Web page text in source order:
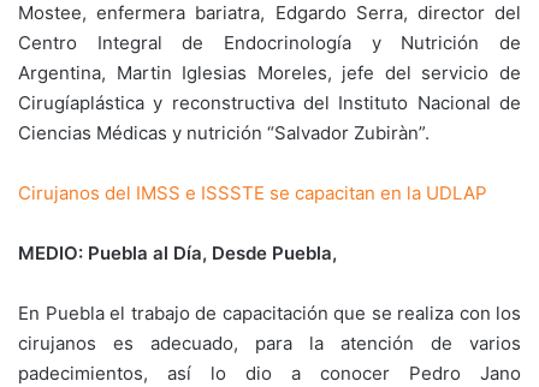
Mostee, enfermera bariatra, Edgardo Serra, director del
Centro Integral de Endocrinología y Nutrición de
Argentina, Martin Iglesias Moreles, jefe del servicio de
Cirugíaplástica y reconstructiva del Instituto Nacional de
Ciencias Médicas y nutrición “Salvador Zubiràn”.
Cirujanos del IMSS e ISSSTE se capacitan en la UDLAP
MEDIO: Puebla al Día, Desde Puebla,
En Puebla el trabajo de capacitación que se realiza con los
cirujanos es adecuado, para la atención de varios
padecimientos, así lo dio a conocer Pedro Jano